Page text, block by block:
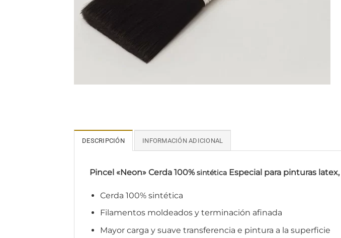
DESCRIPCIÓN INFORMACIÓN ADICIONAL
Pincel «Neon» Cerda 100%sintética Especial para pinturas latex,
Cerda 100% sintética
Filamentos moldeados y terminación afinada
Mayor carga y suave transferencia e pintura a la superficie